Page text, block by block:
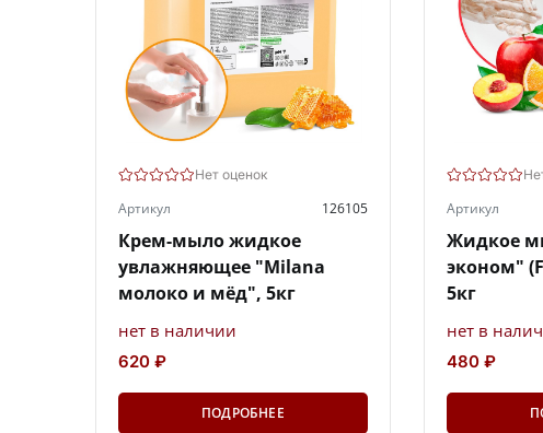
Нет оценок
Артикул 126105
Крем-мыло жидкое
увлажняющее "Milana
молоко и мёд", 5кг
нет в наличии
620 ₽
ПОДРОБНЕЕ
Артикул
Жидкое
эконом"
5кг
нет в
480 ₽